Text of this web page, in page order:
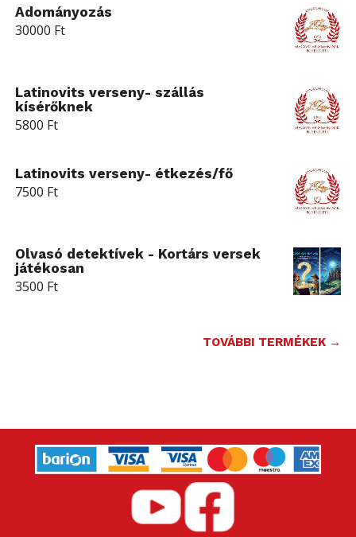
Adományozás
30000 Ft
Latinovits verseny- szállás
kísérőknek
5800 Ft
Latinovits verseny- étkezés/fő
7500 Ft
Olvasó detektívek - Kortárs versek
játékosan
3500 Ft
TOVÁBBI TERMÉKEK →